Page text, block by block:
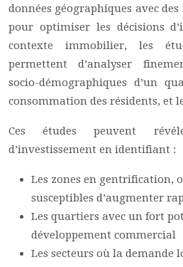
données géographiques avec
pour optimiser les décisions
contexte immobilier, les
permettent d’analyser
socio-démographiques d’un
consommation des résidents, et
Ces études peuvent
d’investissement en identifiant :
Les zones en gentrification,
susceptibles d’augmenter
Les quartiers avec un fort
développement commercial
Les secteurs où la demande